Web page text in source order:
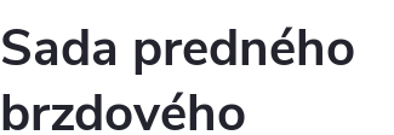
Sada predného
brzdového